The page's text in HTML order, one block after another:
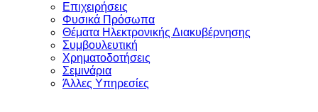
Επιχειρήσεις
Φυσικά Πρόσωπα
Θέματα Ηλεκτρονικής Διακυβέρνησης
Συμβουλευτική
Χρηματοδοτήσεις
Σεμινάρια
Άλλες Yπηρεσίες